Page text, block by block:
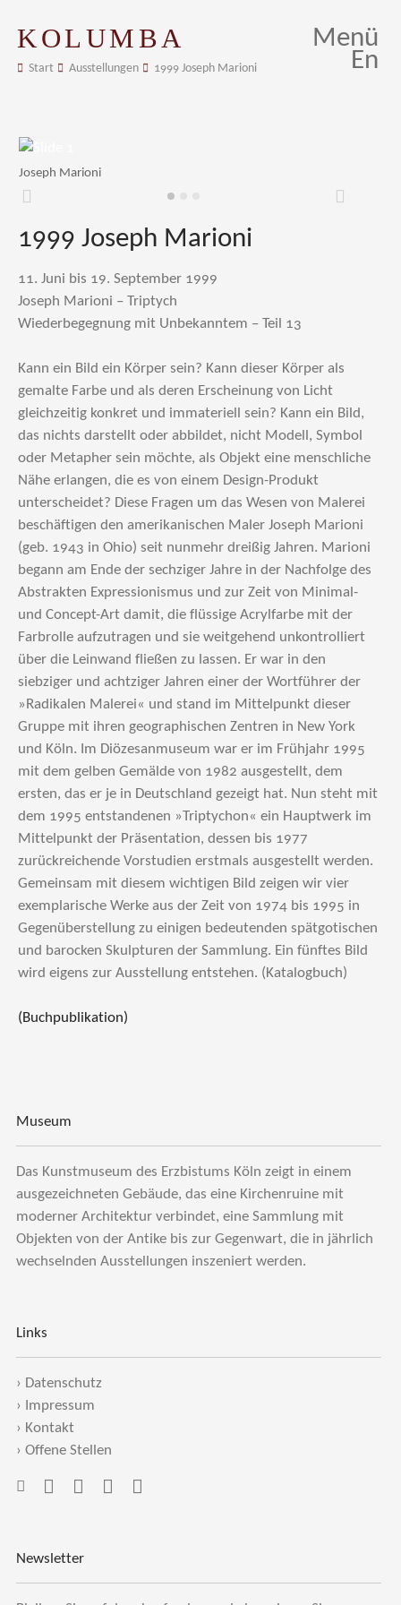
KOLUMBA
Start Ausstellungen 1999 Joseph Marioni
Menü
En
Joseph Marioni
Zurück Weiter
1999 Joseph Marioni
11. Juni bis 19. September 1999
Joseph Marioni – Triptych
Wiederbegegnung mit Unbekanntem – Teil 13
Kann ein Bild ein Körper sein? Kann dieser Körper als
gemalte Farbe und als deren Erscheinung von Licht
gleichzeitig konkret und immateriell sein? Kann ein Bild,
das nichts darstellt oder abbildet, nicht Modell, Symbol
oder Metapher sein möchte, als Objekt eine menschliche
Nähe erlangen, die es von einem Design-Produkt
unterscheidet? Diese Fragen um das Wesen von Malerei
beschäftigen den amerikanischen Maler Joseph Marioni
(geb. 1943 in Ohio) seit nunmehr dreißig Jahren. Marioni
begann am Ende der sechziger Jahre in der Nachfolge des
Abstrakten Expressionismus und zur Zeit von Minimal-
und Concept-Art damit, die flüssige Acrylfarbe mit der
Farbrolle aufzutragen und sie weitgehend unkontrolliert
über die Leinwand fließen zu lassen. Er war in den
siebziger und achtziger Jahren einer der Wortführer der
»Radikalen Malerei« und stand im Mittelpunkt dieser
Gruppe mit ihren geographischen Zentren in New York
und Köln. Im Diözesanmuseum war er im Frühjahr 1995
mit dem gelben Gemälde von 1982 ausgestellt, dem
ersten, das er je in Deutschland gezeigt hat. Nun steht mit
dem 1995 entstandenen »Triptychon« ein Hauptwerk im
Mittelpunkt der Präsentation, dessen bis 1977
zurückreichende Vorstudien erstmals ausgestellt werden.
Gemeinsam mit diesem wichtigen Bild zeigen wir vier
exemplarische Werke aus der Zeit von 1974 bis 1995 in
Gegenüberstellung zu einigen bedeutenden spätgotischen
und barocken Skulpturen der Sammlung. Ein fünftes Bild
wird eigens zur Ausstellung entstehen. (Katalogbuch)
(Buchpublikation)
Museum
Das Kunstmuseum des Erzbistums Köln zeigt in einem
ausgezeichneten Gebäude, das eine Kirchenruine mit
moderner Architektur verbindet, eine Sammlung mit
Objekten von der Antike bis zur Gegenwart, die in jährlich
wechselnden Ausstellungen inszeniert werden.
Links
› Datenschutz
›
Impressum
› Kontakt
› Offene Stellen
Newsletter